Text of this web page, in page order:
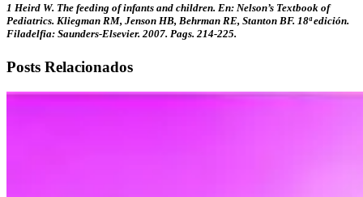
1 Heird W. The feeding of infants and children. En: Nelson’s Textbook of
Pediatrics. Kliegman RM, Jenson HB, Behrman RE, Stanton BF. 18ª edición.
Filadelfia: Saunders-Elsevier. 2007. Pags. 214-225.
Posts Relacionados